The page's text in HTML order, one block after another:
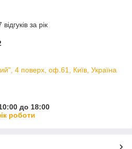
за рік
4 поверх, оф.61, Київ, Україна
до 18:00
роботи